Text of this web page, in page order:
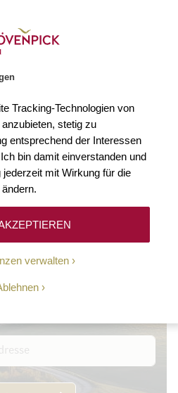
Tracking-Technologien von
stetig zu
entsprechend der Interessen
bin damit einverstanden und
mit Wirkung für die
verwalten
AKZEPTIEREN